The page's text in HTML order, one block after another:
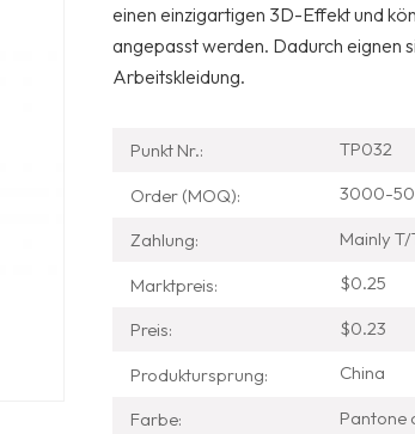
einen einzigartigen 3D-Effekt und
angepasst werden. Dadurch eignen
Arbeitskleidung.
Punkt Nr.: TP032
Order (MOQ): 3000-
Zahlung: Mainly
Marktpreis: $0.25
Preis: $0.23
Produktursprung: China
Farbe: Pantone